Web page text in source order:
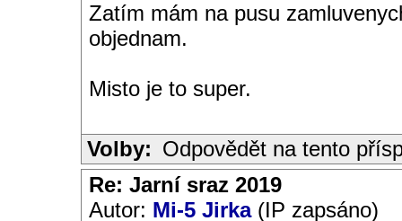
Zatím mám na pusu
objednam.
Misto je to super.
Volby: Odpovědět na tento
Re: Jarní sraz 2019
Autor: Mi-5 Jirka(IP zapsáno)